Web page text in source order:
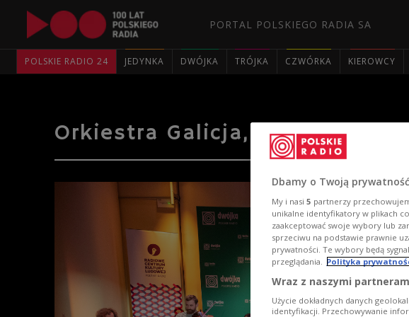
PORTAL POLSKIEGO RADIA SA
POLSKIE RADIO 24 JEDYNKA DWÓJKA TRÓJKA CZWÓRKA KIEROWCY
Orkiestra Galicja, "Drogi" i
Dbamy o Twoją prywatność
My i nasi 5 partnerzy
unikalne identyfikatory w plikach
zaakceptować swoje wybory lub
sprzeciwu na podstawie prawnie
prywatności. Te wybory będą
przeglądania. Polityka
Wraz z naszymi
Użycie dokładnych danych
identyfikacji. Przechowywanie